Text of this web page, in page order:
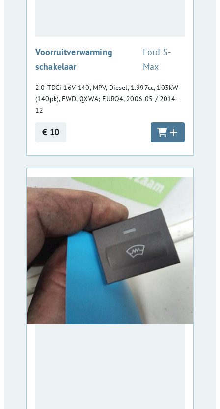
Voorruitverwarming
schakelaar
:Ford S-
Max
2.0 TDCi 16V 140, MPV, Diesel, 1.997cc, 103kW
(140pk), FWD, QXWA; EURO4, 2006-05 / 2014-
12
€ 10